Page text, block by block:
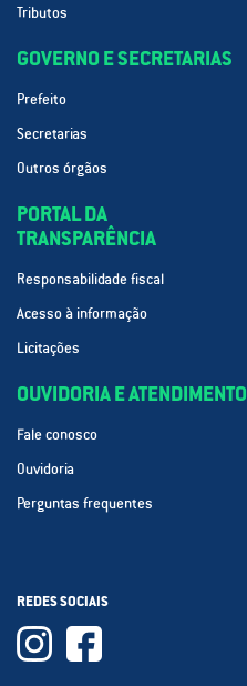
Tributos
GOVERNO E SECRETARIAS
Prefeito
Secretarias
Outros órgãos
PORTAL DA
TRANSPARÊNCIA
Responsabilidade fiscal
Acesso à informação
Licitações
OUVIDORIA E ATENDIMENTO
Fale conosco
Ouvidoria
Perguntas frequentes
REDES SOCIAIS